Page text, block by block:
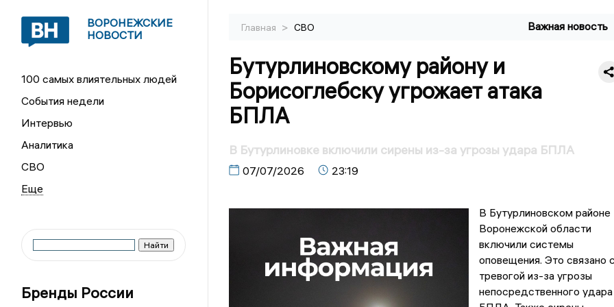
ВОРОНЕЖСКИЕ
НОВОСТИ
100 самых влиятельных людей
События недели
Интервью
Аналитика
СВО
Бренды России
Главная > СВО Важная новость
Бутурлиновскому району и
Борисоглебску угрожает атака
БПЛА
В Бутурлиновке включили сирены из-за угрозы удара БПЛА
07/07/2026 23:19
В Бутурлиновском районе
Воронежской области
включили системы
оповещения. Это связано
тревогой из-за угрозы
непосредственного удара